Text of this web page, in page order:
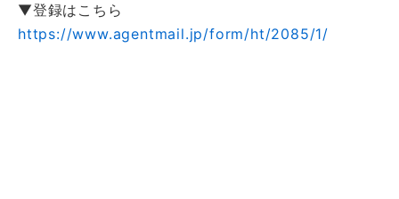
▼登録はこちら
https://www.agentmail.jp/form/ht/2085/1/